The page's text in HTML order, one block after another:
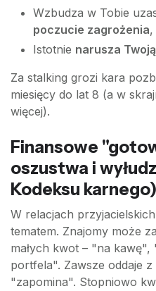
Wzbudza w Tobie
poczucie zagrożenia,
Istotnie narusza
Za stalking grozi kara
miesięcy do lat 8 (a w
więcej).
Finansowe
oszustwa i
Kodeksu karnego)
W relacjach
tematem. Znajomy może
małych kwot – "na
portfela". Zawsze oddaje
"zapomina". Stopniowo